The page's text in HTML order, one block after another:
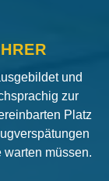
und
zur
Platz
müssen.